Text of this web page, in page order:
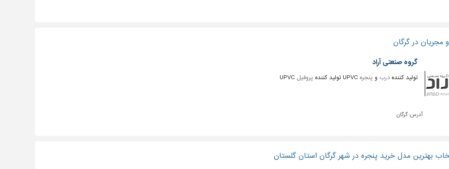
مجریان در گرگان
گروه صنعتی آراد
تولید کننده درب و پنجره پروفیل
آدرس:گرگان
بهترین مدل خرید پنجره در شهر گرگان استان گلستان